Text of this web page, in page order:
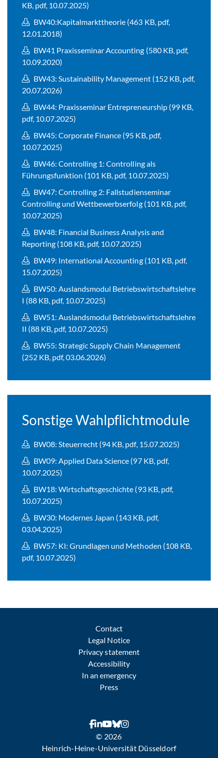
KB, pdf, 10.07.2025)
BW40:Kapitalmarkttheorie (463 KB, pdf,
12.01.2018)
BW41 Praxisseminar Accounting (580 KB, pdf,
10.09.2020)
BW43: Sustainability Management (152 KB, pdf,
20.07.2026)
BW44: Praxisseminar Entrepreneurship (99 KB,
pdf, 10.07.2025)
BW45: Corporate Finance (95 KB, pdf,
10.07.2025)
BW46: Controlling 1: Controlling als
Führungsfunktion (101 KB, pdf, 10.07.2025)
BW47: Controlling 2: Fallstudienseminar
Controlling und Wettbewerbserfolg (101 KB, pdf,
10.07.2025)
BW48: Financial Business Analysis and
Reporting (108 KB, pdf, 10.07.2025)
BW49: International Accounting (101 KB, pdf,
15.07.2025)
BW50: Auslandsmodul Betriebswirtschaftslehre
I (88 KB, pdf, 10.07.2025)
BW51: Auslandsmodul Betriebswirtschaftslehre
II (88 KB, pdf, 10.07.2025)
BW55: Strategic Supply Chain Management
(252 KB, pdf, 03.06.2026)
Sonstige Wahlpflichtmodule
BW08: Steuerrecht (94 KB, pdf, 15.07.2025)
BW09: Applied Data Science (97 KB, pdf,
10.07.2025)
BW18: Wirtschaftsgeschichte (93 KB, pdf,
10.07.2025)
BW30: Modernes Japan (143 KB, pdf,
03.04.2025)
BW57: KI: Grundlagen und Methoden (108 KB,
pdf, 10.07.2025)
Contact
Legal Notice
Privacy statement
Accessibility
In an emergency
Press
© 2026
Heinrich-Heine-Universität Düsseldorf